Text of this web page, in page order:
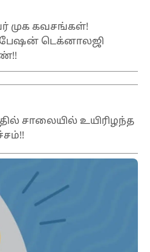
முக கவசங்கள்!
டெக்னாலஜி
சாலையில் உயிரிழந்த